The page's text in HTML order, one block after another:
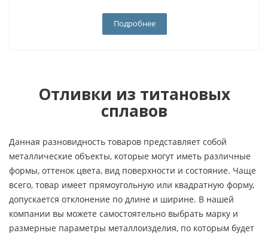
Подробнее
Отливки из титановых
сплавов
Данная разновидность товаров представляет собой
металлические объекты, которые могут иметь различные
формы, оттенок цвета, вид поверхности и состояние. Чаще
всего, товар имеет прямоугольную или квадратную форму,
допускается отклонение по длине и ширине. В нашей
компании вы можете самостоятельно выбрать марку и
размерные параметры металлоизделия, по которым будет